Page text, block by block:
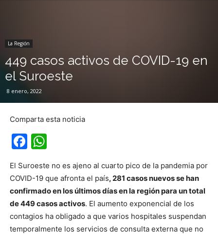
La Región
449 casos activos de COVID-19 en
el Suroeste
8 enero, 2022
Comparta esta noticia
Facebook
El Suroeste no es ajeno al cuarto pico de la pandemia por
COVID-19 que afronta el país, 281 casos nuevos se han
confirmado en los últimos días en la región para un total
de 449 casos activos. El aumento exponencial de los
contagios ha obligado a que varios hospitales suspendan
temporalmente los servicios de consulta externa que no